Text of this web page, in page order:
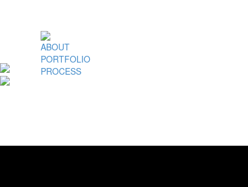
ABOUT
PORTFOLIO
PROCESS